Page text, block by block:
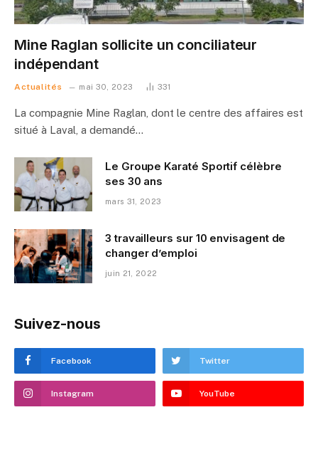
Mine Raglan sollicite un conciliateur
indépendant
Actualités mai 30, 2023 331
La compagnie Mine Raglan, dont le centre des affaires est
situé à Laval, a demandé…
Le Groupe Karaté Sportif célèbre
ses 30 ans
mars 31, 2023
3 travailleurs sur 10 envisagent de
changer d’emploi
juin 21, 2022
Suivez-nous
Facebook Twitter
Instagram YouTube